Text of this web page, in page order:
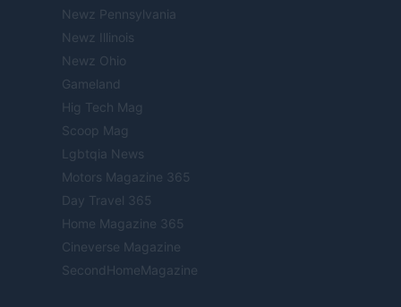
Newz Pennsylvania
Newz Illinois
Newz Ohio
Gameland
Hig Tech Mag
Scoop Mag
Lgbtqia News
Motors Magazine 365
Day Travel 365
Home Magazine 365
Cineverse Magazine
SecondHomeMagazine